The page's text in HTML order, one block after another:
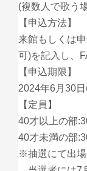
(複数人で歌う
【申込方法】
来館もしくは
可)を記入し、
【申込期限】
2024年6月30
【定員】
40才以上の部
40才未満の部
※抽選にて出